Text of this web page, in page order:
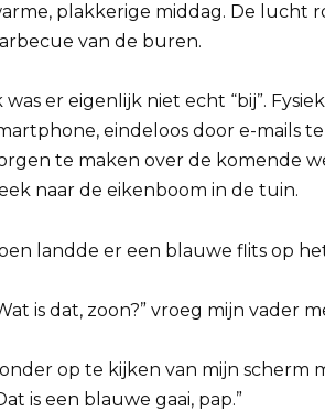
plakkerige middag. De lucht
van de buren.
was er eigenlijk niet echt “bij”.
eindeloos door e-mails
te maken over de komende
naar de eikenboom in de tuin.
landde er een blauwe flits op
is dat, zoon?” vroeg mijn vader
op te kijken van mijn scherm
is een blauwe gaai, pap.”